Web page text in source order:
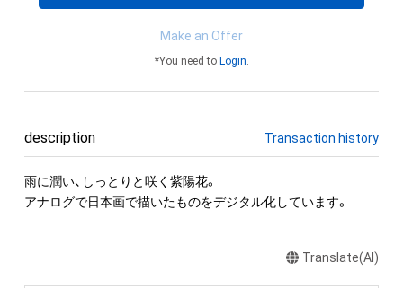
Make an Offer
*You need to Login.
description Transaction history
雨に潤い、しっとりと咲く紫陽花。
Translate(AI)